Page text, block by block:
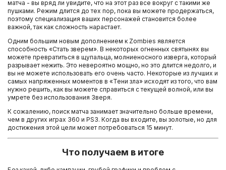
матча - вы вряд ли увидите, что на этот раз все вокруг с такими же
пушками. Режим длится до тех пор, пока вы можете продержаться,
поэтому специализация ваших персонажей становится более
важной, так как сложность нарастает.
Одним большим новым дополнением к Zombies является
способность «Стать зверем». В некоторых огненных святынях вы
можете превратиться в щупальца, молниеносного изверга, который
разрывает нежить. Это невероятно мощно, но это длится недолго, и
вы не можете использовать его очень часто. Некоторые из лучших и
самых напряженных моментов в «Тени зла» исходят из того, что вам
нужно решить, как вы можете справиться с текущей волной, или вы
умрете без использования Зверя.
К сожалению, поиск матча занимает значительно больше времени,
чем в других играх 360 и PS3. Когда вы входите, вы золотые, но для
достижения этой цели может потребоваться 15 минут.
Что получаем в итоге